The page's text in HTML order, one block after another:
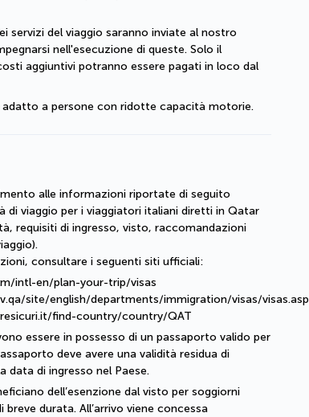
servizi del viaggio saranno inviate al nostro
nell'esecuzione di queste. Solo il
aggiuntivi potranno essere pagati in loco dal
adatto a persone con ridotte capacità motorie.
alle informazioni riportate di seguito
di viaggio per i viaggiatori italiani diretti in Qatar
requisiti di ingresso, visto, raccomandazioni
consultare i seguenti siti ufficiali:
intl-en/plan-your-trip/visas
site/english/departments/immigration/visas/visas.asp
find-country/country/QAT
essere in possesso di un passaporto valido per
deve avere una validità residua di
data di ingresso nel Paese.
dell’esenzione dal visto per soggiorni
durata. All’arrivo viene concessa